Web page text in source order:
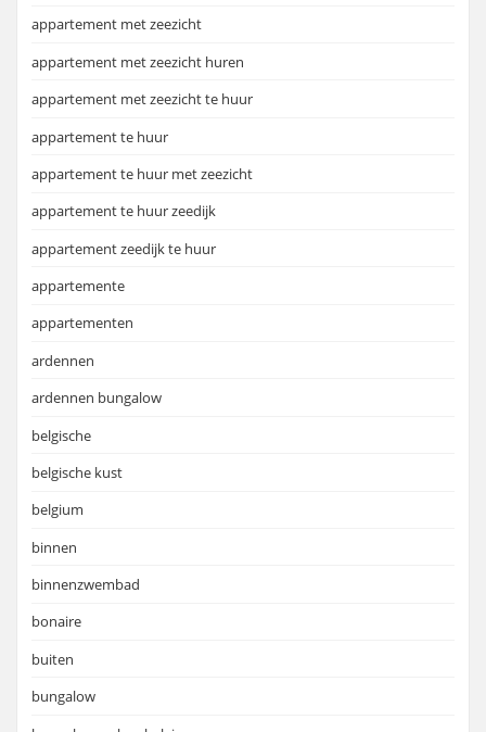
appartement met zeezicht
appartement met zeezicht huren
appartement met zeezicht te huur
appartement te huur
appartement te huur met zeezicht
appartement te huur zeedijk
appartement zeedijk te huur
appartemente
appartementen
ardennen
ardennen bungalow
belgische
belgische kust
belgium
binnen
binnenzwembad
bonaire
buiten
bungalow